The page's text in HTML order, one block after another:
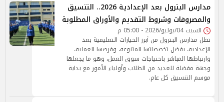
مدارس البترول بعد الإعدادية 2026.. التنسيق
والمصروفات وشروط التقديم والأوراق المطلوبة
السبت 04/يوليو/2026 - 05:00 م
تظل مدارس البترول من أبرز الخيارات التعليمية بعد
الإعدادية، بفضل تخصصاتها المتنوعة، وفرصها العملية،
وارتباطها المباشر باحتياجات سوق العمل، وهو ما يجعلها
وجهة مفضلة للعديد من الطلاب وأولياء الأمور مع بداية
موسم التنسيق كل عام.